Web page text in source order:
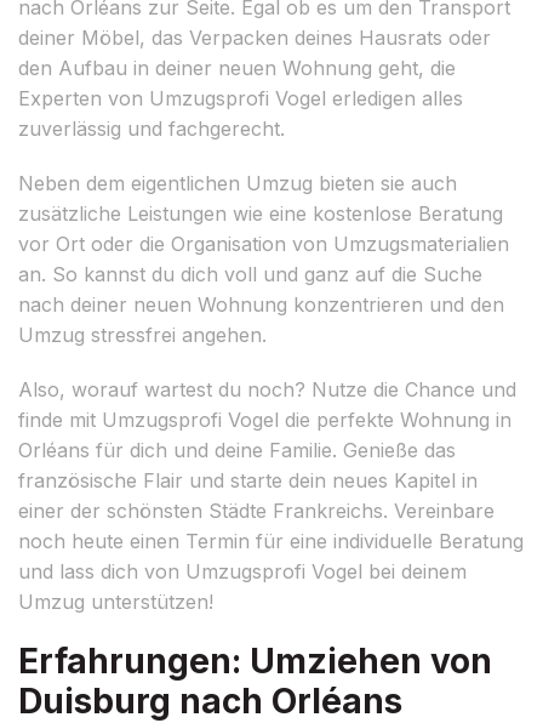
nach Orléans zur Seite. Egal ob es um den Transport
deiner Möbel, das Verpacken deines Hausrats oder
den Aufbau in deiner neuen Wohnung geht, die
Experten von Umzugsprofi Vogel erledigen alles
zuverlässig und fachgerecht.
Neben dem eigentlichen Umzug bieten sie auch
zusätzliche Leistungen wie eine kostenlose Beratung
vor Ort oder die Organisation von Umzugsmaterialien
an. So kannst du dich voll und ganz auf die Suche
nach deiner neuen Wohnung konzentrieren und den
Umzug stressfrei angehen.
Also, worauf wartest du noch? Nutze die Chance und
finde mit Umzugsprofi Vogel die perfekte Wohnung in
Orléans für dich und deine Familie. Genieße das
französische Flair und starte dein neues Kapitel in
einer der schönsten Städte Frankreichs. Vereinbare
noch heute einen Termin für eine individuelle Beratung
und lass dich von Umzugsprofi Vogel bei deinem
Umzug unterstützen!
Erfahrungen: Umziehen von
Duisburg nach Orléans